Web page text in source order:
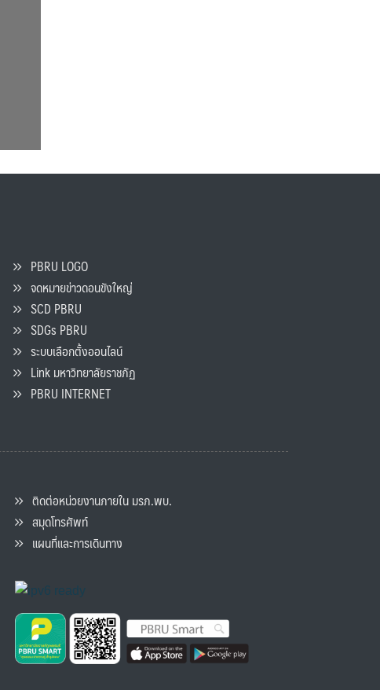
PBRU LOGO
จดหมายข่าวดอนขังใหญ่
SCD PBRU
SDGs PBRU
ระบบเลือกตั้งออนไลน์
Link มหาวิทยาลัยราชภัฏ
PBRU INTERNET
ติดต่อหน่วยงานภายใน มรภ.พบ.
สมุดโทรศัพท์
แผนที่และการเดินทาง